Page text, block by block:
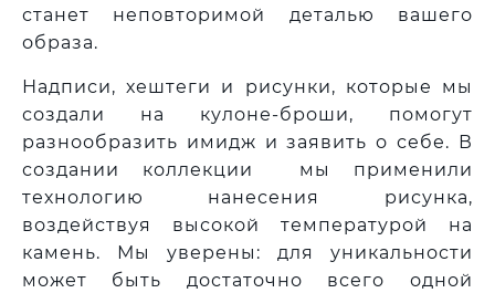
станет неповторимой деталью вашего
образа.
Надписи, хештеги и рисунки, которые мы
создали на кулоне-броши, помогут
разнообразить имидж и заявить о себе. В
создании коллекции мы применили
технологию нанесения рисунка,
воздействуя высокой температурой на
камень. Мы уверены: для уникальности
может быть достаточно всего одной